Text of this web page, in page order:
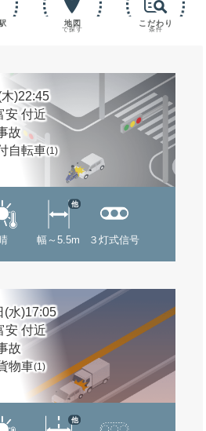
地図
で探す
こだわり
条件
)22:45
安 付近
故
自転車(1)
幅～5.5m
他
３灯式信号
(水)17:05
安 付近
故
物車(1)
他